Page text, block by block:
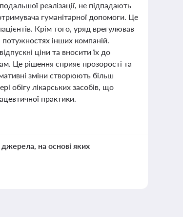
реалізації, не підпадають
гуманітарної допомоги. Це
Крім того, уряд врегулював
потужностях інших компаній.
ціни та вносити їх до
Це рішення сприяє прозорості та
зміни створюють більш
обігу лікарських засобів, що
практики.
джерела, на основі яких